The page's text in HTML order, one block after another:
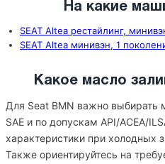
На какие
SEAT Altea рестайлинг,
SEAT Altea минивэн, 1
Какое масло
Для Seat BMN важно выбирать
SAE и по допускам API/ACEA/
характеристики при холодных
Также ориентируйтесь на